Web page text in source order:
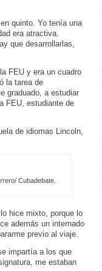
quinto. Yo tenía una
era atractiva.
que desarrollarlas,
FEU y era un cuadro
la tarea de
graduado, a estudiar
FEU, estudiante de
de idiomas Lincoln,
Cubadebate.
hice mixto, porque lo
además un internado
previo al viaje.
impartía a los que
me estaban